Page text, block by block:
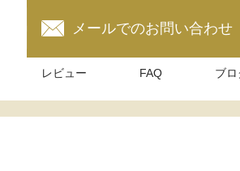
メールでのお問い合わせ
レビュー FAQ ブロ